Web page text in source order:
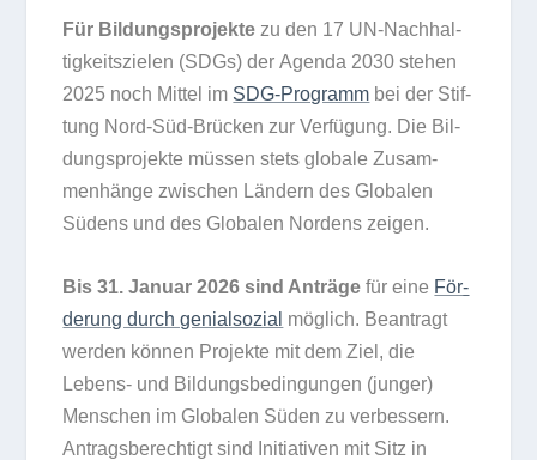
Für Bil­dungs­pro­jekte zu den 17 UN-Nach­hal­
tig­keits­zie­len (SDGs) der Agenda 2030 ste­hen
2025 noch Mit­tel im SDG-Pro­gramm bei der Stif­
tung Nord-Süd-Brü­cken zur Ver­fü­gung. Die Bil­
dungs­pro­jekte müs­sen stets glo­bale Zusam­
men­hänge zwi­schen Län­dern des Glo­ba­len
Südens und des Glo­ba­len Nor­dens zeigen.
Bis 31. Januar 2026 sind Anträgefür eine För­
de­rung durch geni­al­so­zial mög­lich. Bean­tragt
wer­den kön­nen Pro­jekte mit dem Ziel, die
Lebens- und Bil­dungs­be­din­gun­gen (jun­ger)
Men­schen im Glo­ba­len Süden zu ver­bes­sern.
Antrags­be­rech­tigt sind Initia­ti­ven mit Sitz in